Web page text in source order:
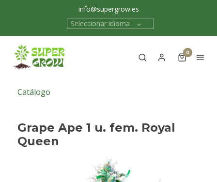
info@supergrow.es
Seleccionar idioma
0
Catálogo
Grape Ape 1 u. fem. Royal
Queen